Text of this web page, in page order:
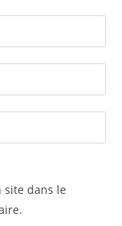
site dans le